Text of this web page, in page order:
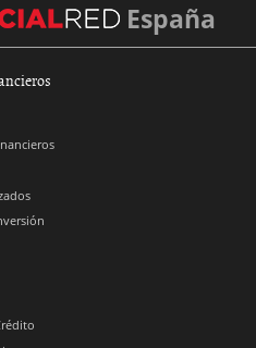
España